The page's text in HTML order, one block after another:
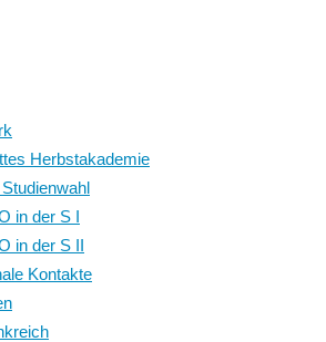
Herbstakademie
in der S I
in der S II
Kontakte